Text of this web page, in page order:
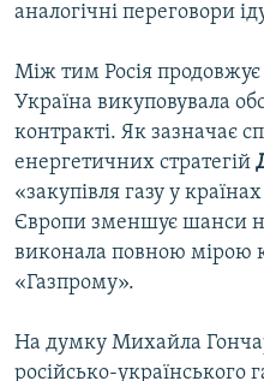
аналогічні переговори
Між тим Росія
Україна викуповувала
контракті. Як зазначає
енергетичних стратегій
«закупівля газу у
Європи зменшує шанси
виконала повною мірою
«Газпрому».
На думку Михайла
російсько-українського